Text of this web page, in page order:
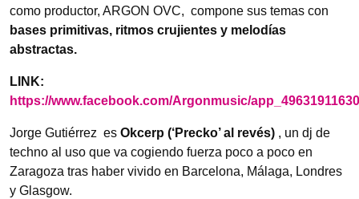
como productor, ARGON OVC, compone sus temas con
bases primitivas, ritmos crujientes y melodías
abstractas.
LINK:
https://www.facebook.com/Argonmusic/app_49631911630
Jorge Gutiérrez es Okcerp (‘Precko’ al revés) , un dj de
techno al uso que va cogiendo fuerza poco a poco en
Zaragoza tras haber vivido en Barcelona, Málaga, Londres
y Glasgow.